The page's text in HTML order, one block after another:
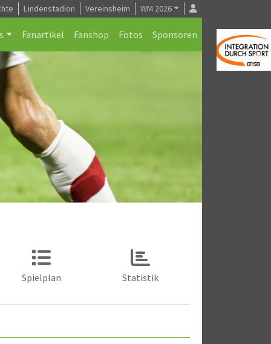
Lindenstadion Vereinsheim WM 2026
Fanartikel Fanshop Fotos Sponsoren
Spielplan Statistik